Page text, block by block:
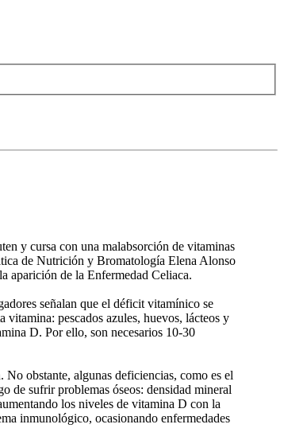
y cursa con una malabsorción de vitaminas
de Nutrición y Bromatología Elena Alonso
aparición de la Enfermedad Celiaca.
señalan que el déficit vitamínico se
pescados azules, huevos, lácteos y
D. Por ello, son necesarios 10-30
obstante, algunas deficiencias, como es el
de sufrir problemas óseos: densidad mineral
los niveles de vitamina D con la
inmunológico, ocasionando enfermedades